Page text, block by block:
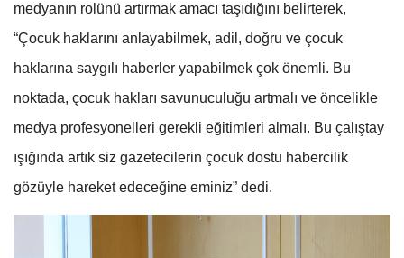
medyanın rolünü artırmak amacı taşıdığını belirterek,
“Çocuk haklarını anlayabilmek, adil, doğru ve çocuk
haklarına saygılı haberler yapabilmek çok önemli. Bu
noktada, çocuk hakları savunuculuğu artmalı ve öncelikle
medya profesyonelleri gerekli eğitimleri almalı. Bu çalıştay
ışığında artık siz gazetecilerin çocuk dostu habercilik
gözüyle hareket edeceğine eminiz” dedi.